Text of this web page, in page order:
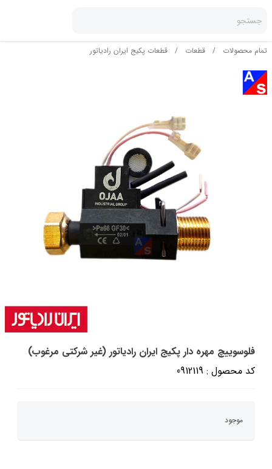
جستجو
تمام محصولات / قطعات / قطعات پکیج ایران رادیاتور
فلوسوییچ مهره دار پکیج ایران رادیاتور (غیر شرکتی مرغوب)
کد محصول : 0912119
موجود